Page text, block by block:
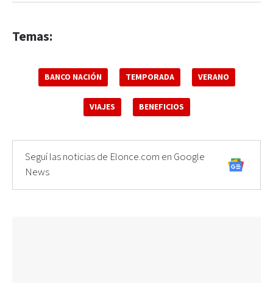
Temas:
BANCO NACIÓN TEMPORADA VERANO
VIAJES BENEFICIOS
Seguí las noticias de Elonce.com en Google
News